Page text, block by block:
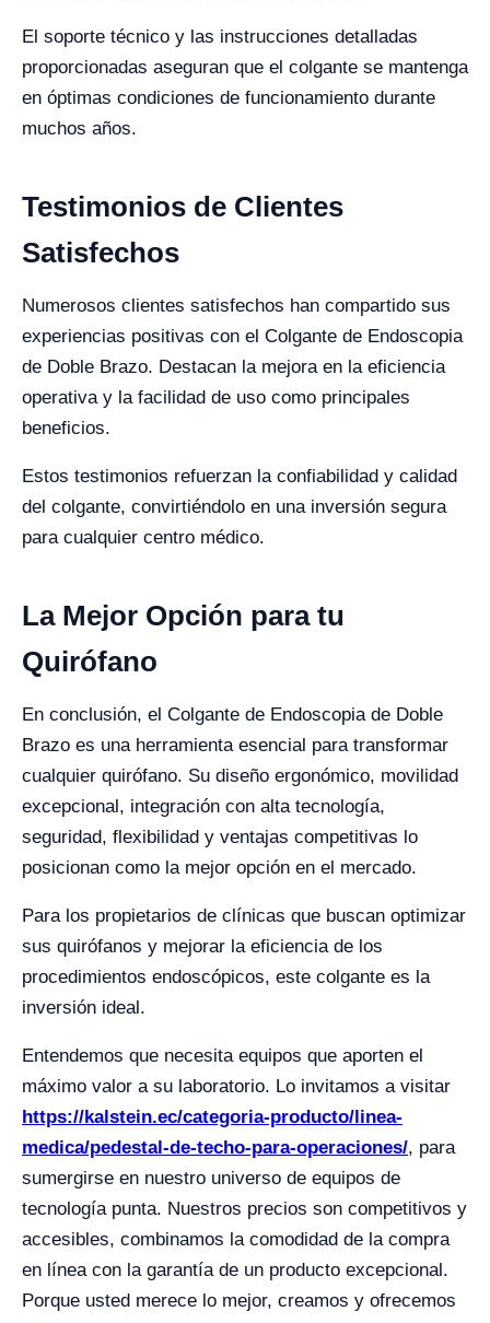
El soporte técnico y las instrucciones detalladas
proporcionadas aseguran que el colgante se mantenga
en óptimas condiciones de funcionamiento durante
muchos años.
Testimonios de Clientes
Satisfechos
Numerosos clientes satisfechos han compartido sus
experiencias positivas con el Colgante de Endoscopia
de Doble Brazo. Destacan la mejora en la eficiencia
operativa y la facilidad de uso como principales
beneficios.
Estos testimonios refuerzan la confiabilidad y calidad
del colgante, convirtiéndolo en una inversión segura
para cualquier centro médico.
La Mejor Opción para tu
Quirófano
En conclusión, el Colgante de Endoscopia de Doble
Brazo es una herramienta esencial para transformar
cualquier quirófano. Su diseño ergonómico, movilidad
excepcional, integración con alta tecnología,
seguridad, flexibilidad y ventajas competitivas lo
posicionan como la mejor opción en el mercado.
Para los propietarios de clínicas que buscan optimizar
sus quirófanos y mejorar la eficiencia de los
procedimientos endoscópicos, este colgante es la
inversión ideal.
Entendemos que necesita equipos que aporten el
máximo valor a su laboratorio. Lo invitamos a visitar
https://kalstein.ec/categoria-producto/linea-
medica/pedestal-de-techo-para-operaciones/, para
sumergirse en nuestro universo de equipos de
tecnología punta. Nuestros precios son competitivos y
accesibles, combinamos la comodidad de la compra
en línea con la garantía de un producto excepcional.
Porque usted merece lo mejor, creamos y ofrecemos